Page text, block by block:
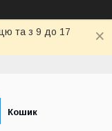
та з 9 до 17
Кошик